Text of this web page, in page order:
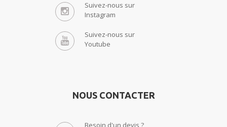
Suivez-nous sur
Instagram
Suivez-nous sur
Youtube
NOUS CONTACTER